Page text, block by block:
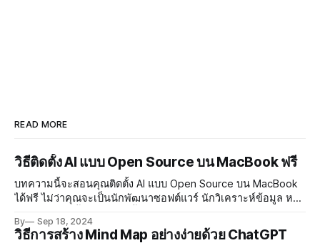
READ MORE
วิธีติดตั้ง AI แบบ Open Source บน MacBook ฟรี
บทความนี้จะสอนคุณติดตั้ง AI แบบ Open Source บน MacBook
ได้ฟรี ไม่ว่าคุณจะเป็นนักพัฒนาซอฟต์แวร์ นักวิเคราะห์ข้อมูล หรือ
ด้วยตัวเอง โดยไม่ต้องเสียค่าใช้จ่าย
By Sep 18, 2024
วิธีการสร้าง Mind Map อย่างง่ายด้วย ChatGPT